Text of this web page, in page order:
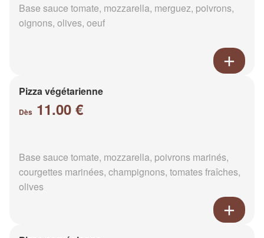
Base sauce tomate, mozzarella, merguez, poivrons,
oignons, olives, oeuf
Pizza végétarienne
Dès 11.00 €
Base sauce tomate, mozzarella, poivrons marinés,
courgettes marinées, champignons, tomates fraîches,
olives